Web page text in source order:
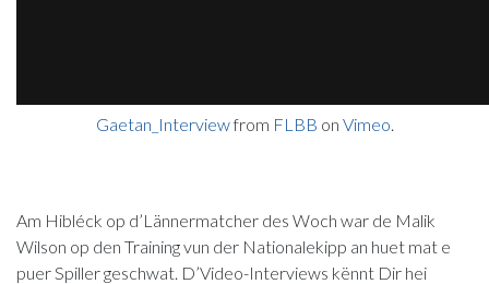
Gaetan_Interviewfrom FLBB on Vimeo
Am Hibléck op d’Lännermatcher des Woch war de Malik
Wilson op den Training vun der Nationalekipp an huet mat e
puer Spiller geschwat. D’Video-Interviews kënnt Dir hei